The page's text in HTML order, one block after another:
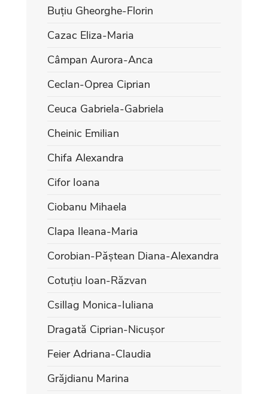
Buțiu Gheorghe-Florin
Cazac Eliza-Maria
Câmpan Aurora-Anca
Ceclan-Oprea Ciprian
Ceuca Gabriela-Gabriela
Cheinic Emilian
Chifa Alexandra
Cifor Ioana
Ciobanu Mihaela
Clapa Ileana-Maria
Corobian-Păștean Diana-Alexandra
Cotuțiu Ioan-Răzvan
Csillag Monica-Iuliana
Dragată Ciprian-Nicușor
Feier Adriana-Claudia
Grăjdianu Marina